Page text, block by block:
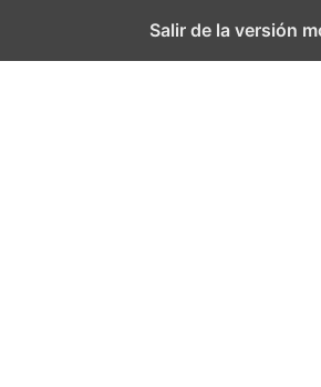
Salir de la versión